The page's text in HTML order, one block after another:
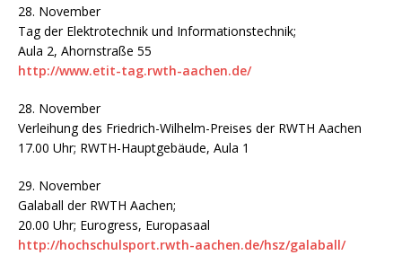
28. November
Tag der Elektrotechnik und Informationstechnik;
Aula 2, Ahornstraße 55
http://www.etit-tag.rwth-aachen.de/
28. November
Verleihung des Friedrich-Wilhelm-Preises der RWTH Aachen
17.00 Uhr; RWTH-Hauptgebäude, Aula 1
29. November
Galaball der RWTH Aachen;
20.00 Uhr; Eurogress, Europasaal
http://hochschulsport.rwth-aachen.de/hsz/galaball/